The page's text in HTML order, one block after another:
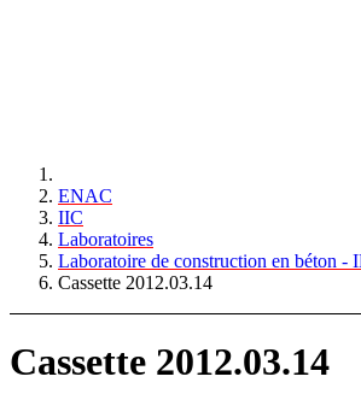
ENAC
IIC
Laboratoires
Laboratoire de construction en béton -
Cassette 2012.03.14
Cassette 2012.03.14